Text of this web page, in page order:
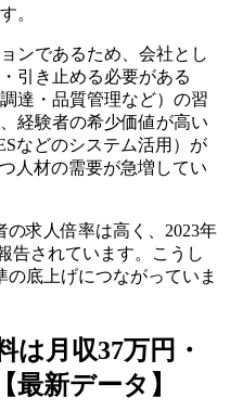
。
ンであるため、会社とし
引き止める必要がある
達・品質管理など）の習
経験者の希少価値が高い
などのシステム活用）が
人材の需要が急増してい
求人倍率は高く、2023年
告されています。こうし
底上げにつながっていま
は月収37万円・
最新データ】